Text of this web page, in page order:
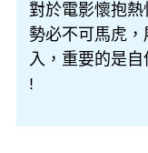
對於電影懷抱
勢必不可馬虎
入，重要的是
!